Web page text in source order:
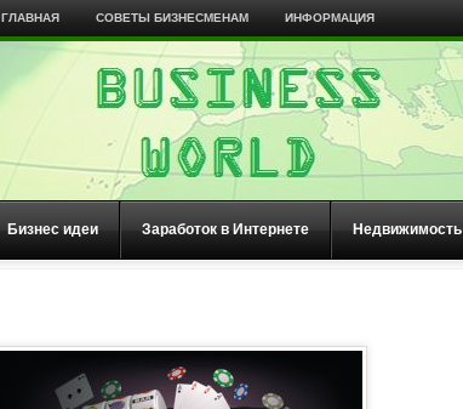
ГЛАВНАЯ СОВЕТЫ БИЗНЕСМЕНАМ ИНФОРМАЦИЯ
Бизнес идеи Заработок в Интернете Недвижимость